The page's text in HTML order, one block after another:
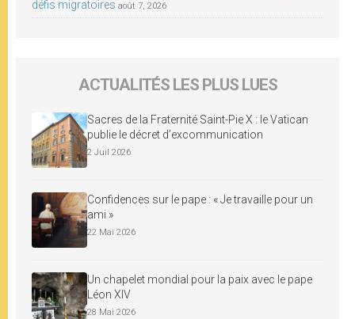
défis migratoires août 7, 2026
ACTUALITÉS LES PLUS LUES
Sacres de la Fraternité Saint-Pie X : le Vatican
publie le décret d’excommunication
2 Juil 2026
Confidences sur le pape : « Je travaille pour un
ami »
22 Mai 2026
Un chapelet mondial pour la paix avec le pape
Léon XIV
28 Mai 2026